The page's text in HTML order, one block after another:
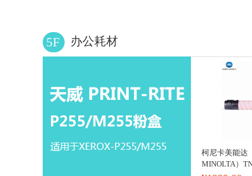
5F 办公耗材
柯尼卡美能达
MINOLTA）